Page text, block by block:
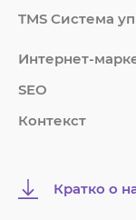
TMS Система
Интернет-
SEO
Контекст
Кратко о